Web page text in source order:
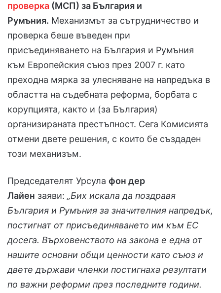
проверка (МСП) за България и
Румъния. Механизмът за сътрудничество и
проверка беше въведен при
присъединяването на България и Румъния
към Европейския съюз през 2007 г. като
преходна мярка за улесняване на напредъка в
областта на съдебната реформа, борбата с
корупцията, както и (за България)
организираната престъпност. Сега Комисията
отмени двете решения, с които бе създаден
този механизъм.
Председателят Урсула фон дер
Лайен заяви: „Бих искалa да поздравя
България и Румъния за значителния напредък,
постигнат от присъединяването им към ЕС
досега. Върховенството на закона е една от
нашите основни общи ценности като съюз и
двете държави членки постигнаха резултати
по важни реформи през последните години.